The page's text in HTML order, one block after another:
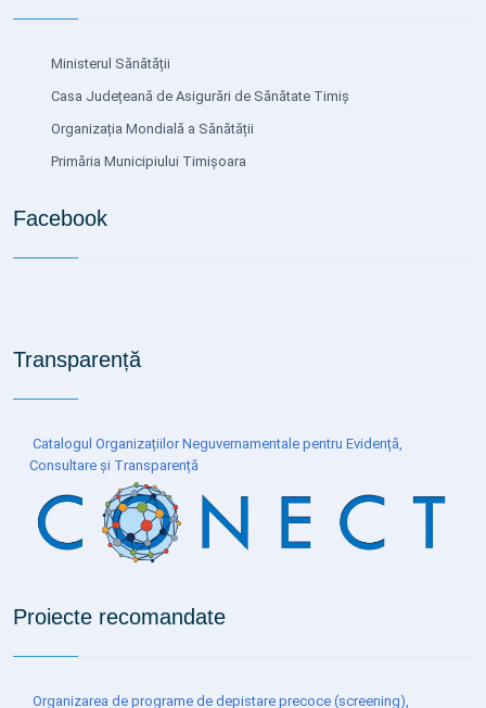
Ministerul Sănătății
Casa Județeană de Asigurări de Sănătate Timiș
Organizația Mondială a Sănătății
Primăria Municipiului Timișoara
Facebook
Transparență
Catalogul Organizațiilor Neguvernamentale pentru Evidență,
Consultare și Transparență
Proiecte recomandate
Organizarea de programe de depistare precoce (screening),